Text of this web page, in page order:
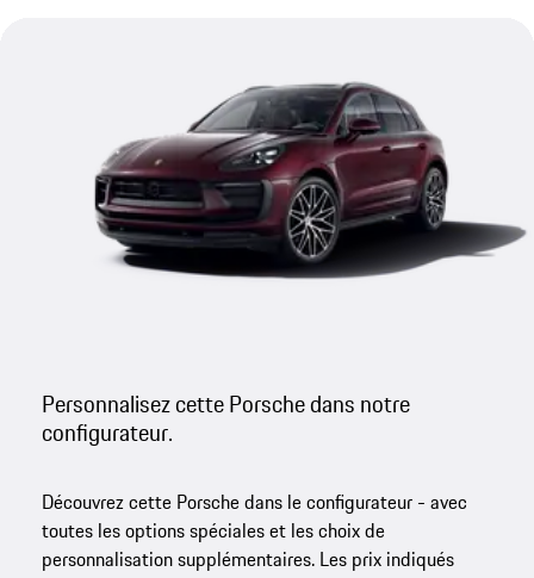
Personnalisez cette Porsche dans notre
configurateur.
Découvrez cette Porsche dans le configurateur - avec
toutes les options spéciales et les choix de
personnalisation supplémentaires. Les prix indiqués